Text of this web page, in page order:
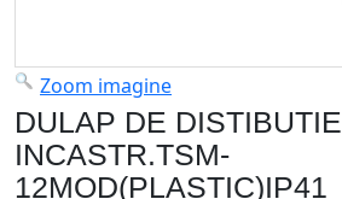
Zoom imagine
DULAP DE DISTIBUTIE
INCASTR.TSM-
12MOD(PLASTIC)IP41